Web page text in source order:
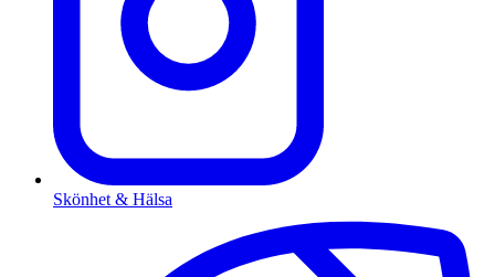
Skönhet & Hälsa